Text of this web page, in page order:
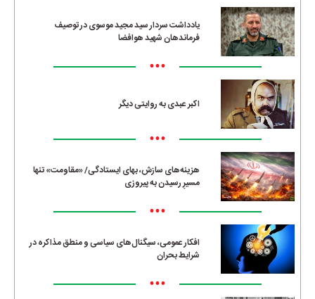
یادداشت سردار سید مجید موسوی در توصیف
فرماندهان شهید هوافضا
•••
اکبر عبدی به روایتی دیگر
•••
هزینه‌های سازش، بهای ایستادگی/ «مقاومت» تنها
مسیرِ رسیدن به پیروزی
•••
افکار عمومی، سیگنال‌های سیاسی و منطق مذاکره در
شرایط بحران
•••